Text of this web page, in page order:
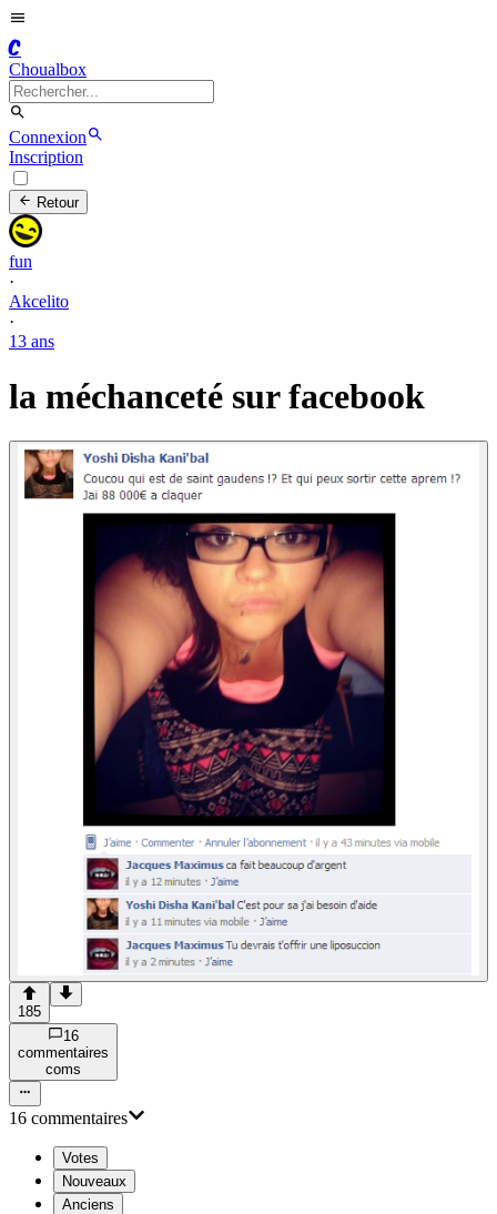
C
Choualbox
Connexion
Inscription
Retour
fun
·
Akcelito
·
13 ans
la méchanceté sur facebook
185
16
commentaires
coms
16 commentaires
Votes
Nouveaux
Anciens